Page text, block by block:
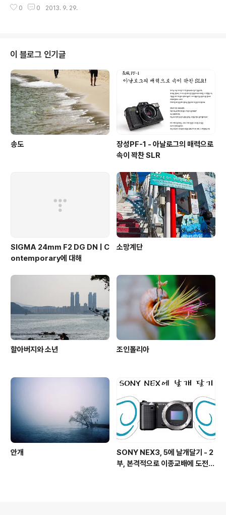
0 0 2013. 9. 29.
이 블로그 인기글
송도
장성PF-1 - 아날로그의 매력으로
속이 꽉찬 SLR
SIGMA 24mm F2 DG DN | C
ontemporary에 대해
소망계단
할아버지와 소년 조인폴리아
안개
SONY NEX3, 5에 날개달기 - 2
부, 본격적으로 이종교배에 도전하